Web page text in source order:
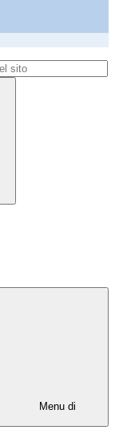
Menu di